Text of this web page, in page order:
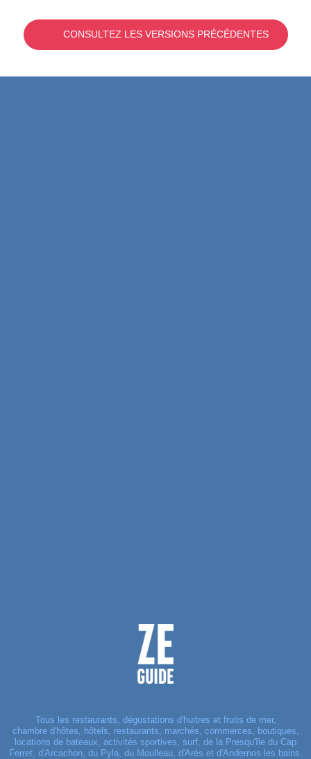
CONSULTEZ LES VERSIONS PRÉCÉDENTES
Tous les restaurants, dégustations d'huitres et fruits de mer,
chambre d'hôtes, hôtels, restaurants, marchés, commerces, boutiques,
locations de bateaux, activités sportives, surf, de la Presqu'île du Cap
Ferret, d'Arcachon, du Pyla, du Moulleau, d'Arès et d'Andernos les bains.